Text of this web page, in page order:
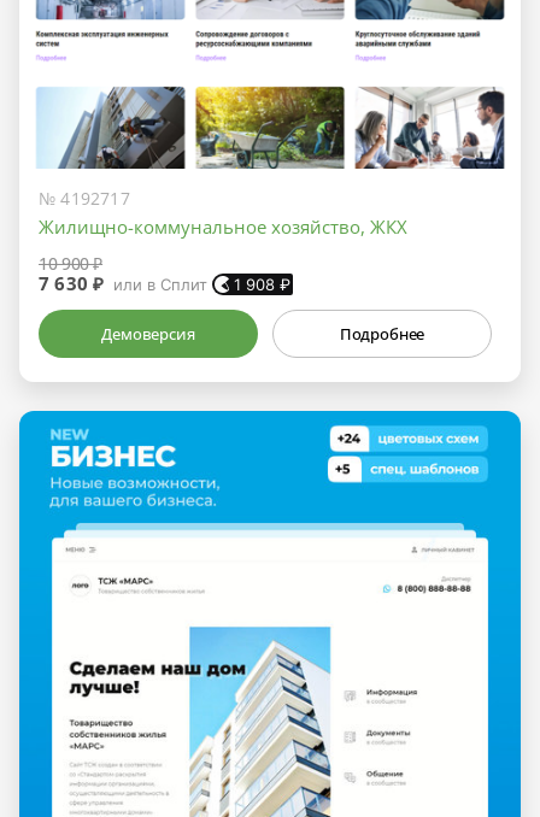
№ 4192717
Жилищно-коммунальное хозяйство, ЖКХ
10 900 ₽
7 630 ₽ или в Сплит 1 908 ₽
Демоверсия Подробнее